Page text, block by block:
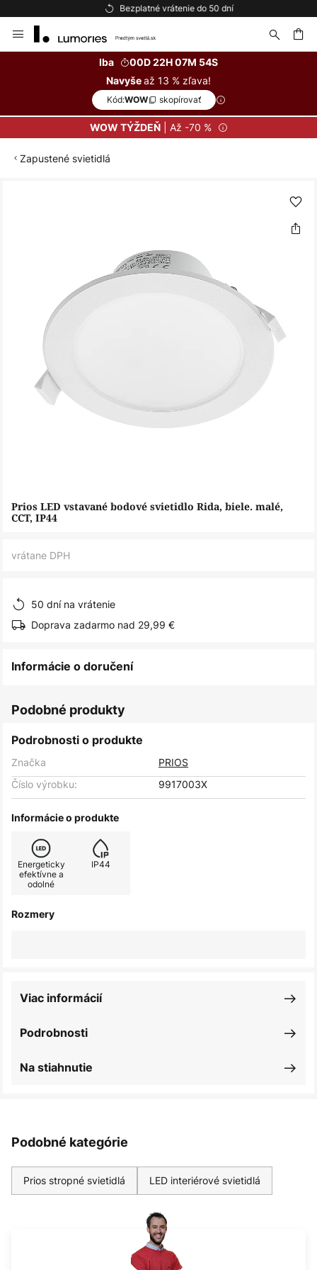
Bezplatné vrátenie do 50 dní
to
Iba
00D 22H 07M 54S
Navyšeaž 13 % zľava!
Kód:WOW skopírovať
WOW TÝŽDEŇ| Až -70 %
Zapustené svietidlá
Preskočiť
na
galérie
Prios LED vstavané bodové svietidlo Rida, biele. malé,
CCT, IP44
vrátane DPH
50 dní na vrátenie
Doprava zadarmo nad 29,99 €
Informácie o doručení
Podobné produkty
Podrobnosti o produkte
Značka
PRIOS
Číslo výrobku:
9917003X
Informácie o produkte
Energeticky
efektívne a
odolné
IP44
Rozmery
Podrobnosti
Viac informácií
Na stiahnutie
Podobné kategórie
Prios stropné svietidlá LED interiérové svietidlá